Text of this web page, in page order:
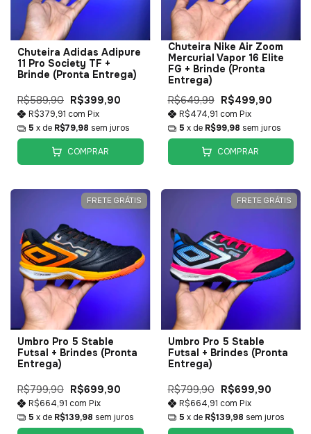
Chuteira Adidas Adipure
11 Pro Society TF +
Brinde (Pronta Entrega)
R$589,90 R$399,90
R$379,91 com Pix
5 x de R$79,98 sem juros
COMPRAR
Chuteira Nike Air Zoom
Mercurial Vapor 16 Elite
FG + Brinde (Pronta
Entrega)
R$649,99 R$499,90
R$474,91 com Pix
5 x de R$99,98 sem juros
COMPRAR
FRETE GRÁTIS
Umbro Pro 5 Stable
Futsal + Brindes (Pronta
Entrega)
R$799,90 R$699,90
R$664,91 com Pix
5 x de R$139,98 sem juros
FRETE GRÁTIS
Umbro Pro 5 Stable
Futsal + Brindes (Pronta
Entrega)
R$799,90 R$699,90
R$664,91 com Pix
5 x de R$139,98 sem juros